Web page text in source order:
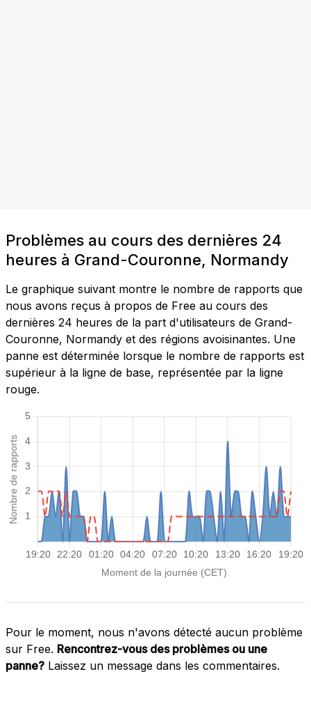
Problèmes au cours des dernières 24
heures à Grand-Couronne, Normandy
Le graphique suivant montre le nombre de rapports que
nous avons reçus à propos de Free au cours des
dernières 24 heures de la part d'utilisateurs de Grand-
Couronne, Normandy et des régions avoisinantes. Une
panne est déterminée lorsque le nombre de rapports est
supérieur à la ligne de base, représentée par la ligne
rouge.
Pour le moment, nous n'avons détecté aucun problème
sur Free. Rencontrez-vous des problèmes ou une
panne? Laissez un message dans les commentaires.